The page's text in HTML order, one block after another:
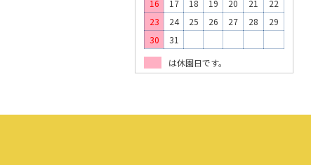
16
17 18 19 20 21
22
23
24 25 26 27 28
29
30
31
は休園日です。